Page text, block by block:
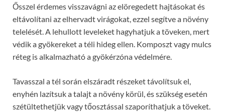
Ősszel érdemes visszavágni az elöregedett hajtásokat és
eltávolítani az elhervadt virágokat, ezzel segítve a növény
telelését. A lehullott leveleket hagyhatjuk a töveken, mert
védik a gyökereket a téli hideg ellen. Komposzt vagy mulcs
réteg is alkalmazható a gyökérzóna védelmére.
Tavasszal a tél során elszáradt részeket távolítsuk el,
enyhén lazítsuk a talajt a növény körül, és szükség esetén
szétültethetjük vagy tőosztással szaporíthatjuk a töveket.